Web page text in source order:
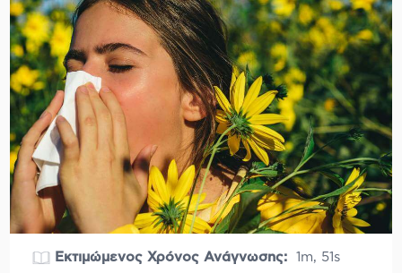
Εκτιμώμενος Χρόνος Ανάγνωσης: 1m, 51s